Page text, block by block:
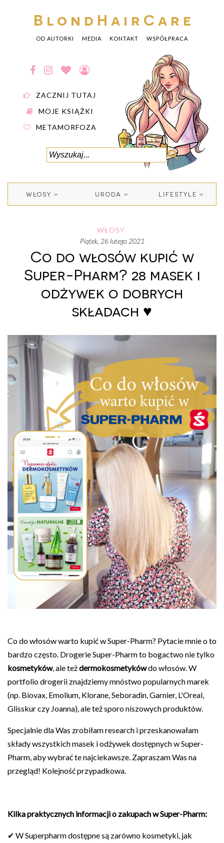
BlondHairCare
OD AUTORKI MEDIA KONTAKT WSPÓŁPRACA
ZACZNIJ TUTAJ
MOJE KSIĄŻKI
METAMORFOZA
WŁOSY URODA LIFESTYLE
WŁOSY
piątek, 26 lutego 2021
Co do włosów kupić w
Super-Pharm? 28 masek i
odżywek o dobrych
składach ♥
Co do włosów warto kupić w Super-Pharm? Pytacie mnie o to
bardzo często. Drogerie Super-Pharm to bogactwo nie tylko
kosmetyków, ale teżdermokosmetykówdo włosów. W
portfolio drogerii znajdziemy mnóstwo popularnych marek
(np. Biovax, Emolium, Klorane, Seboradin, Garnier, L'Oreal,
Glisskur czy Joanna), ale też sporo niszowych produktów.
Specjalnie dla Was zrobiłam research i przeskanowałam
składy wszystkich masek i odżywek dostępnych w Super-
Pharm, aby wybrać te najciekawsze. Zapraszam Was na
przegląd! Kolejność przypadkowa.
Kilka praktycznych informacji o zakupach w Super-Pharm:
✔ W Superpharm dostępne są zarówno kosmetyki, jak